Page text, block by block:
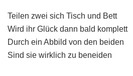
Teilen zwei sich Tisch und Bett
Wird ihr Glück dann bald komplett
Durch ein Abbild von den beiden
Sind sie wirklich zu beneiden